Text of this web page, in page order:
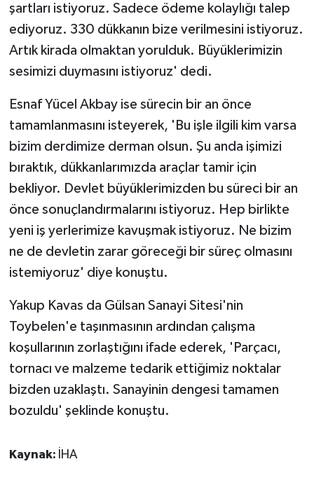
şartları istiyoruz. Sadece ödeme kolaylığı talep
ediyoruz. 330 dükkanın bize verilmesini istiyoruz.
Artık kirada olmaktan yorulduk. Büyüklerimizin
sesimizi duymasını istiyoruz' dedi.
Esnaf Yücel Akbay ise sürecin bir an önce
tamamlanmasını isteyerek, 'Bu işle ilgili kim varsa
bizim derdimize derman olsun. Şu anda işimizi
bıraktık, dükkanlarımızda araçlar tamir için
bekliyor. Devlet büyüklerimizden bu süreci bir an
önce sonuçlandırmalarını istiyoruz. Hep birlikte
yeni iş yerlerimize kavuşmak istiyoruz. Ne bizim
ne de devletin zarar göreceği bir süreç olmasını
istemiyoruz' diye konuştu.
Yakup Kavas da Gülsan Sanayi Sitesi'nin
Toybelen'e taşınmasının ardından çalışma
koşullarının zorlaştığını ifade ederek, 'Parçacı,
tornacı ve malzeme tedarik ettiğimiz noktalar
bizden uzaklaştı. Sanayinin dengesi tamamen
bozuldu' şeklinde konuştu.
Kaynak: İHA